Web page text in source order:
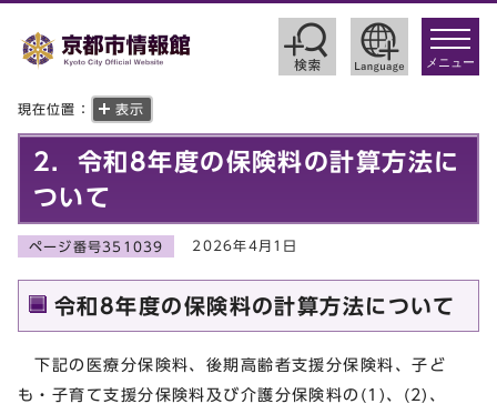
toggle
メニュー
現在位置： 表示
2．令和8年度の保険料の計算方法に
ついて
ページ番号351039 2026年4月1日
令和8年度の保険料の計算方法について
下記の医療分保険料、後期高齢者支援分保険料、子ど
も・子育て支援分保険料及び介護分保険料の(1)、(2)、